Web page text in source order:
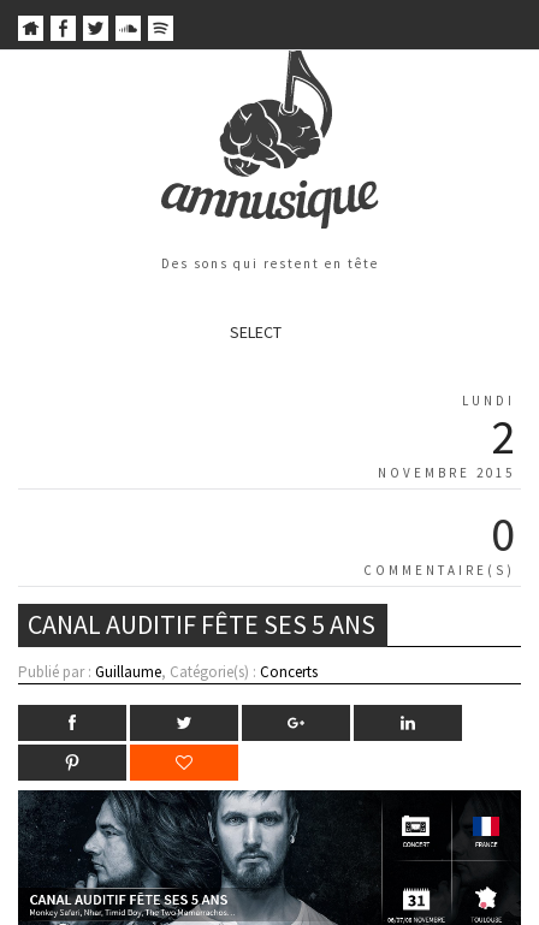
Des sons qui restent en tête
SELECT
LUNDI
2
NOVEMBRE 2015
0
COMMENTAIRE(S)
CANAL AUDITIF FÊTE SES 5 ANS
Publié par : Guillaume, Catégorie(s) : Concerts